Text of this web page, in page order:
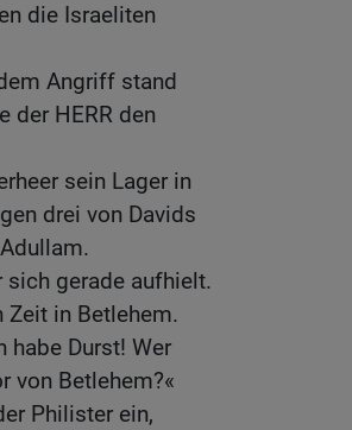
die Israeliten
Angriff stand
der HERR den
sein Lager in
drei von Davids
sich gerade aufhielt.
Zeit in Betlehem.
habe Durst! Wer
von Betlehem?«
Philister ein,